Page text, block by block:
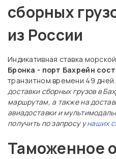
сборных
из России
Индикативная ставка
Бронка - порт Бахрейн
транзитном времени 49 дней.
доставки сборных грузов в
маршрутам, а также на
авиадоставки и
получить по запросу унаших
Таможенное